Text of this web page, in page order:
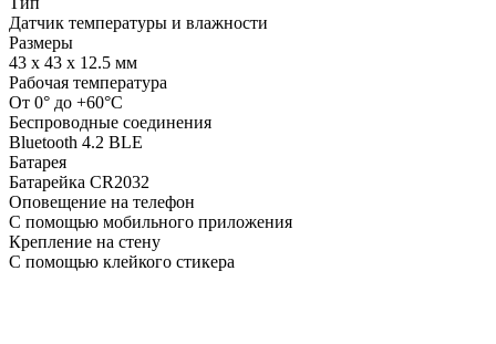
Датчик температуры и влажности
Размеры
43 х 43 х 12.5 мм
Рабочая температура
От 0° до +60°С
Беспроводные соединения
Bluetooth 4.2 BLE
Батарея
Батарейка CR2032
Оповещение на телефон
С помощью мобильного приложения
Крепление на стену
С помощью клейкого стикера